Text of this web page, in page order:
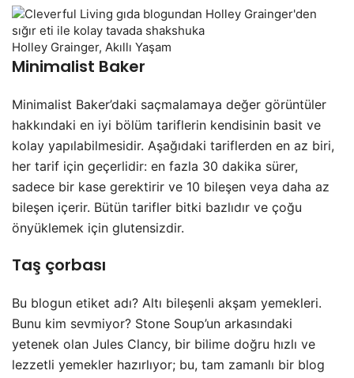
Holley Grainger, Akıllı Yaşam
Minimalist Baker
Minimalist Baker’daki saçmalamaya değer görüntüler
hakkındaki en iyi bölüm tariflerin kendisinin basit ve
kolay yapılabilmesidir. Aşağıdaki tariflerden en az biri,
her tarif için geçerlidir: en fazla 30 dakika sürer,
sadece bir kase gerektirir ve 10 bileşen veya daha az
bileşen içerir. Bütün tarifler bitki bazlıdır ve çoğu
önyüklemek için glutensizdir.
Taş çorbası
Bu blogun etiket adı? Altı bileşenli akşam yemekleri.
Bunu kim sevmiyor? Stone Soup’un arkasındaki
yetenek olan Jules Clancy, bir bilime doğru hızlı ve
lezzetli yemekler hazırlıyor; bu, tam zamanlı bir blog